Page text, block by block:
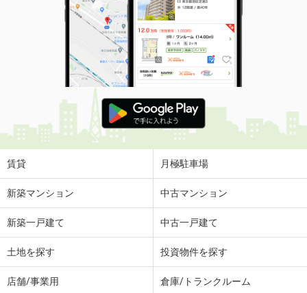
賃貸 月極駐車場
新築マンション 中古マンション
新築一戸建て 中古一戸建て
土地を探す 投資物件を探す
店舗/事業用 倉庫/トランクルーム